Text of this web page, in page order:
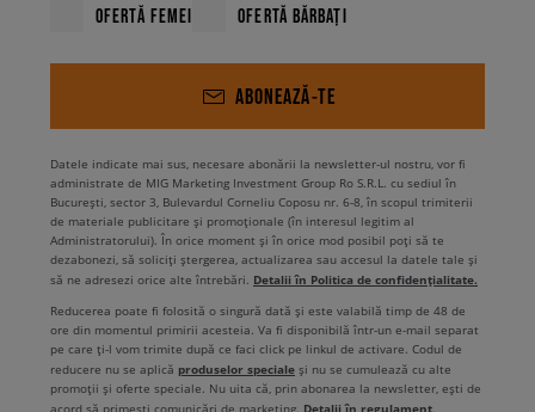
OFERTĂ FEMEI OFERTĂ BĂRBAȚI
ABONEAZĂ-TE
Datele indicate mai sus, necesare abonării la newsletter-ul nostru, vor fi
administrate de MIG Marketing Investment Group Ro S.R.L. cu sediul în
București, sector 3, Bulevardul Corneliu Coposu nr. 6-8, în scopul trimiterii
de materiale publicitare și promoționale (în interesul legitim al
Administratorului). În orice moment și în orice mod posibil poți să te
dezabonezi, să soliciți ștergerea, actualizarea sau accesul la datele tale și
să ne adresezi orice alte întrebări. Detalii în Politica de confidențialitate.
Reducerea poate fi folosită o singură dată și este valabilă timp de 48 de
ore din momentul primirii acesteia. Va fi disponibilă într-un e-mail separat
pe care ți-l vom trimite după ce faci click pe linkul de activare. Codul de
reducere nu se aplică produselor speciale și nu se cumulează cu alte
promoții și oferte speciale. Nu uita că, prin abonarea la newsletter, ești de
Detalii în regulament